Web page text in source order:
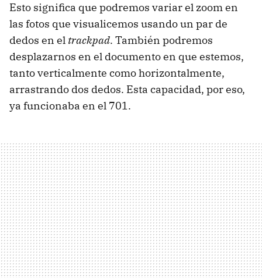
Esto significa que podremos variar el zoom en
las fotos que visualicemos usando un par de
dedos en el trackpad. También podremos
desplazarnos en el documento en que estemos,
tanto verticalmente como horizontalmente,
arrastrando dos dedos. Esta capacidad, por eso,
ya funcionaba en el 701.